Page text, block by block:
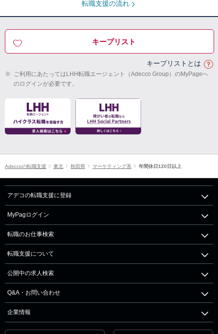
転職支援の流れ
キープリスト
キープリストとは
※ ご利用にあたってはLHH転職エージェント（Adecco Group）のMyPageへ
のログインが必要です。
Adeccoの転職支援 東北 秋田県 マーケティング系 年間休日120日以上
アデコの転職支援に登録
MyPagログイン
転職のお仕事検索
転職支援について
公開中の求人検索
Q&A・お問い合わせ
企業情報